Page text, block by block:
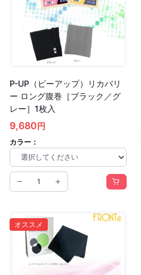
P-UP（ピーアップ）リカバリ
ー ロング腹巻［ブラック／グ
レー］1枚入
9,680円
カラー：
オススメ